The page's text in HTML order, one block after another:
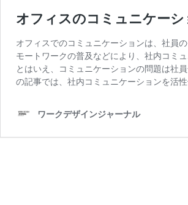
オフィスのコミュニケー
オフィスでのコミュニケーションは、社員
モートワークの普及などにより、社内コミ
とはいえ、コミュニケーションの問題は社
の記事では、社内コミュニケーションを活
ワークデザインジャーナル